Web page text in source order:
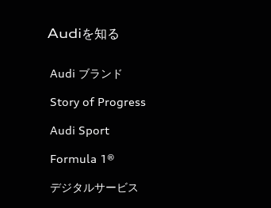
Audiを知る
Audi ブランド
Story of Progress
Audi Sport
Formula 1®
デジタルサービス